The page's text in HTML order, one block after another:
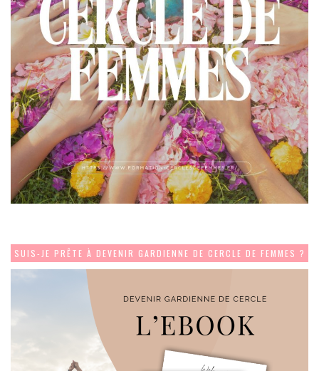
SUIS-JE PRÊTE À DEVENIR GARDIENNE DE CERCLE DE FEMMES ?